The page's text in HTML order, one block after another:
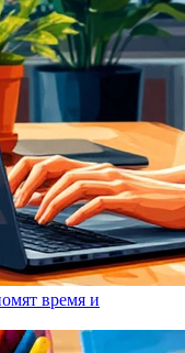
время и